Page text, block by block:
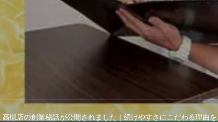
高槻店の創業秘話が公開されました｜続けやすさにこだわる理由を